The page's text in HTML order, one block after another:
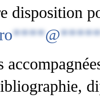
disposition
****@